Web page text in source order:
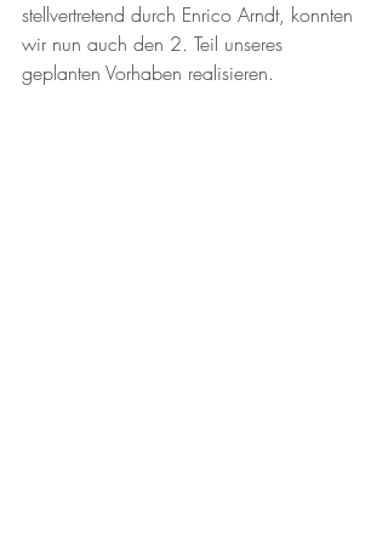
stellvertretend durch Enrico Arndt, konnten
wir nun auch den 2. Teil unseres
geplanten Vorhaben realisieren.